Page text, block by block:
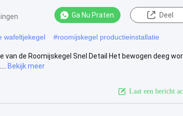
Ga Nu Praten. Deel
wafeltjekegel #roomijskegel productieinstallatie
de Roomijskegel Snel Detail Het bewogen deeg
Bekijk meer
Laat een bericht